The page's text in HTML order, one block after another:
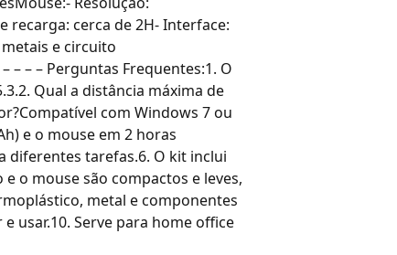
recarga: cerca de 2H- Interface:
e circuito
– – – Perguntas Frequentes:1. O
Qual a distância máxima de
com Windows 7 ou
e o mouse em 2 horas
diferentes tarefas.6. O kit inclui
o mouse são compactos e leves,
metal e componentes
usar.10. Serve para home office